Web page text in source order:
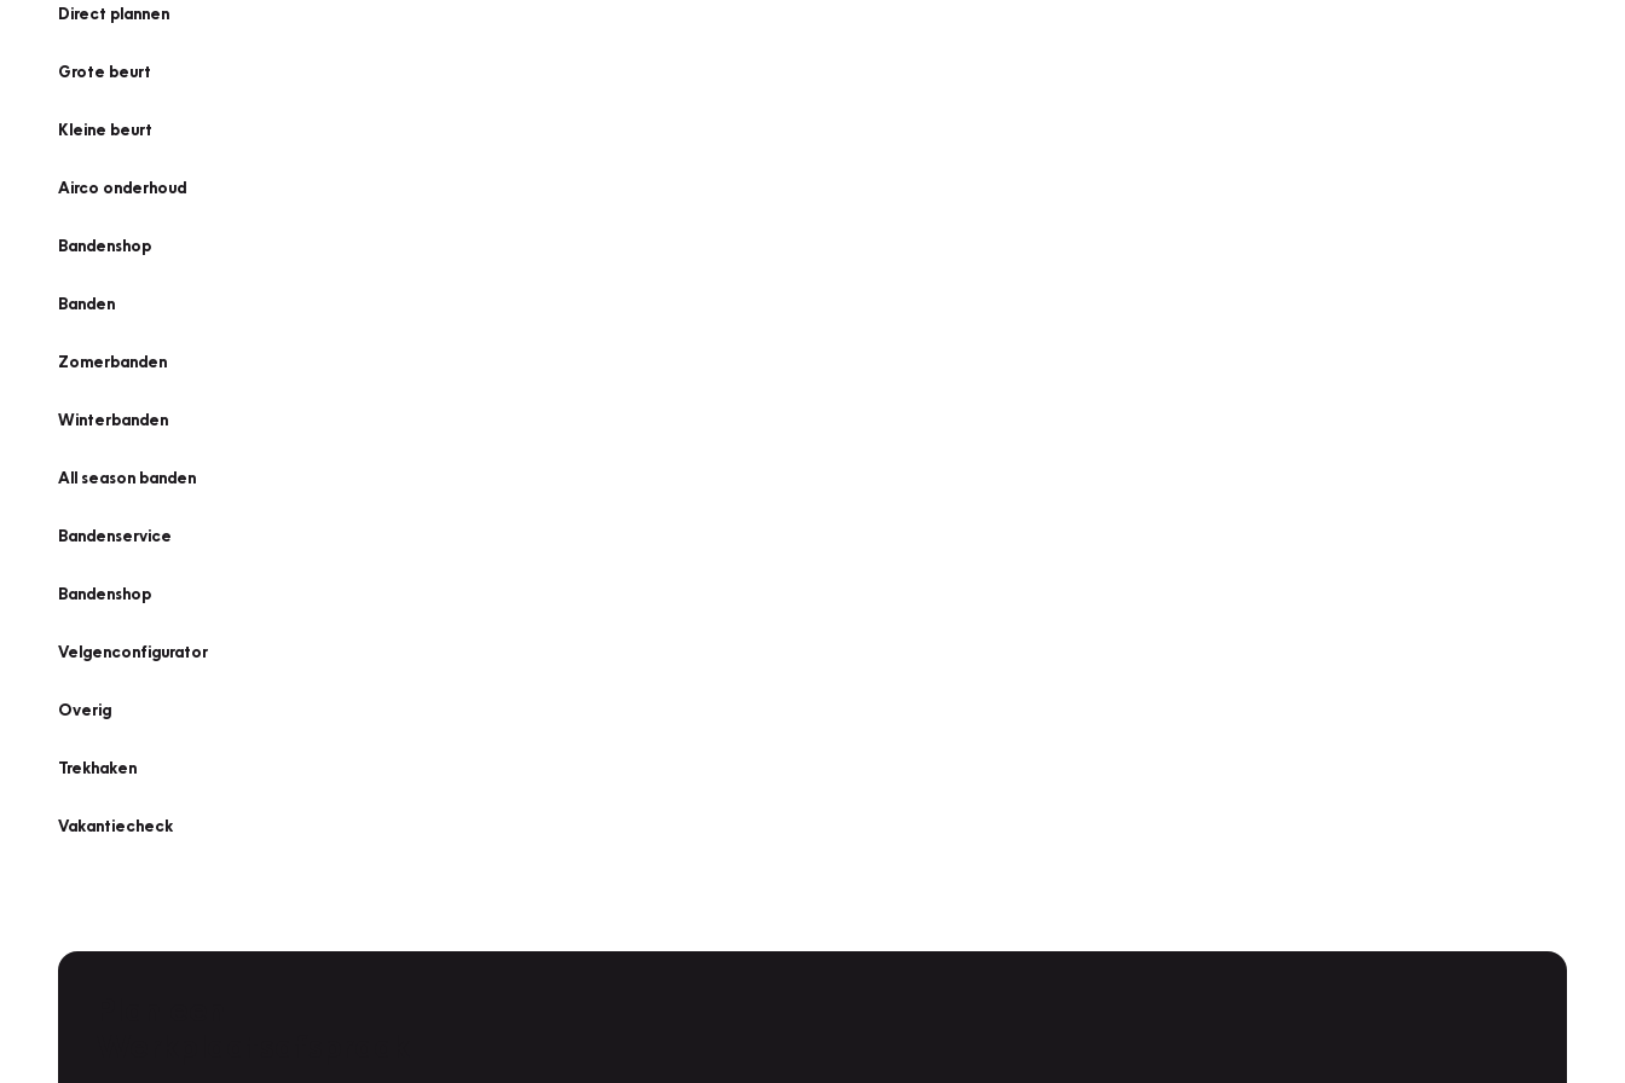
Direct plannen
Grote beurt
Kleine beurt
Airco onderhoud
Bandenshop
Banden
Zomerbanden
Winterbanden
All season banden
Bandenservice
Bandenshop
Velgenconfigurator
Overig
Trekhaken
Vakantiecheck